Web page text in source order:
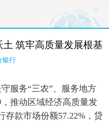
旅游 融媒体
筑牢高质量发展根基
银行
务“三农”、服务地方
推动区域经济高质量发
存款市场份额57.22%，贷